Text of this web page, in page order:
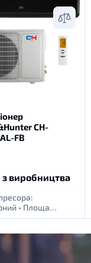
CH-
FB
з виробництва
• Площа
приміщення, м. кв: